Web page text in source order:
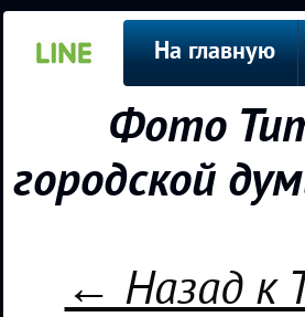
На главную
Фото
городской
← Назад к